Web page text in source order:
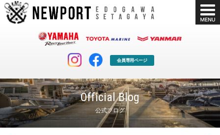
会員専用ページ
Official Blog
公式ブログ